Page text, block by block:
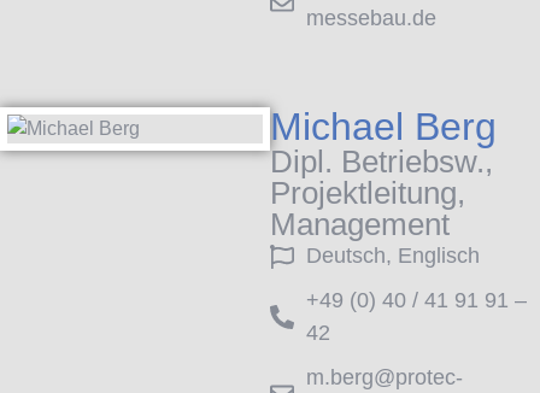
messebau.de
Michael Berg
Dipl. Betriebsw.,
Projektleitung,
Management
Deutsch, Englisch
+49 (0) 40 / 41 91 91 –
42
m.berg@protec-